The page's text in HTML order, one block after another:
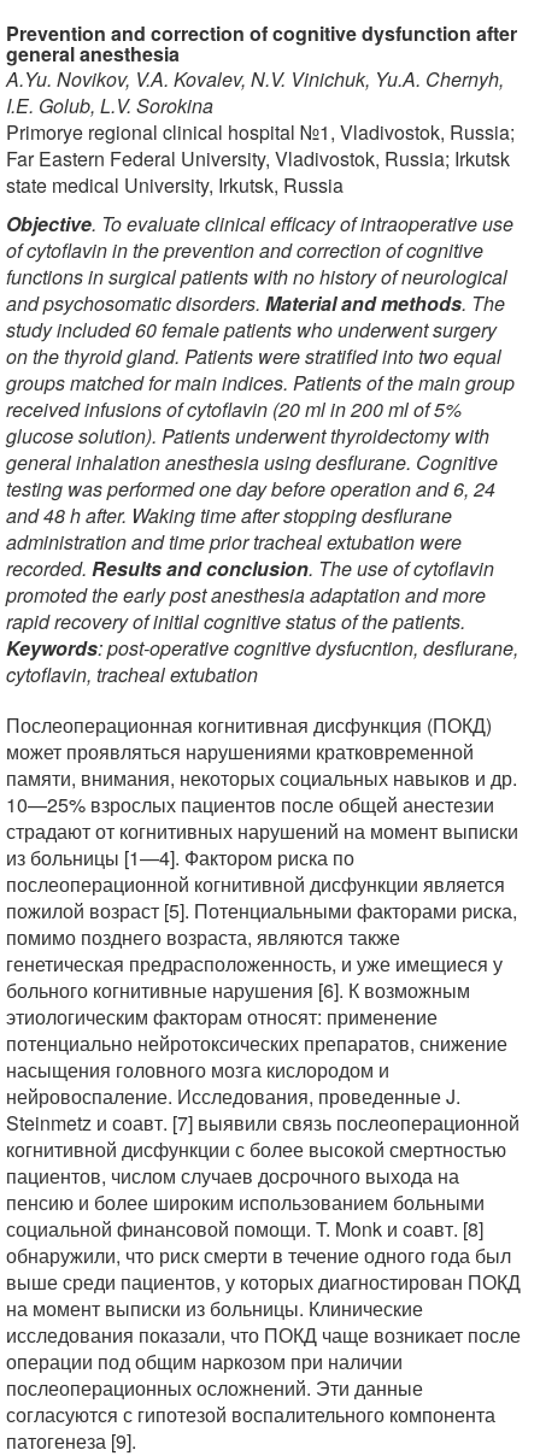
Prevention and correction of cognitive dysfunction after
general anesthesia
A.Yu. Novikov, V.A. Kovalev, N.V. Vinichuk, Yu.A. Chernyh,
I.E. Golub, L.V. Sorokina
Primorye regional clinical hospital №1, Vladivostok, Russia;
Far Eastern Federal University, Vladivostok, Russia; Irkutsk
state medical University, Irkutsk, Russia
Objective. To evaluate clinical efficacy of intraoperative use
of cytoflavin in the prevention and correction of cognitive
functions in surgical patients with no history of neurological
and psychosomatic disorders. Material and methods. The
study included 60 female patients who underwent surgery
on the thyroid gland. Patients were stratified into two equal
groups matched for main indices. Patients of the main group
received infusions of cytoflavin (20 ml in 200 ml of 5%
glucose solution). Patients underwent thyroidectomy with
general inhalation anesthesia using desflurane. Cognitive
testing was performed one day before operation and 6, 24
and 48 h after. Waking time after stopping desflurane
administration and time prior tracheal extubation were
recorded. Results and conclusion. The use of cytoflavin
promoted the early post anesthesia adaptation and more
rapid recovery of initial cognitive status of the patients.
Keywords: post-operative cognitive dysfucntion, desflurane,
cytoflavin, tracheal extubation
Послеоперационная когнитивная дисфункция (ПОКД)
может проявляться нарушениями кратковременной
памяти, внимания, некоторых социальных навыков и др.
10—25% взрослых пациентов после общей анестезии
страдают от когнитивных нарушений на момент выписки
из больницы [1—4]. Фактором риска по
послеоперационной когнитивной дисфункции является
пожилой возраст [5]. Потенциальными факторами риска,
помимо позднего возраста, являются также
генетическая предрасположенность, и уже имещиеся у
больного когнитивные нарушения [6]. К возможным
этиологическим факторам относят: применение
потенциально нейротоксических препаратов, снижение
насыщения головного мозга кислородом и
нейровоспаление. Исследования, проведенные J.
Steinmetz и соавт. [7] выявили связь послеоперационной
когнитивной дисфункции с более высокой смертностью
пациентов, числом случаев досрочного выхода на
пенсию и более широким использованием больными
социальной финансовой помощи. T. Monk и соавт. [8]
обнаружили, что риск смерти в течение одного года был
выше среди пациентов, у которых диагностирован ПОКД
на момент выписки из больницы. Клинические
исследования показали, что ПОКД чаще возникает после
операции под общим наркозом при наличии
послеоперационных осложнений. Эти данные
согласуются с гипотезой воспалительного компонента
патогенеза [9].